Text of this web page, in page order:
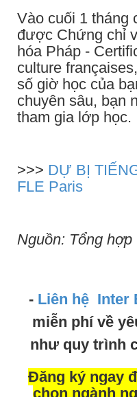
Vào cuối 1 tháng
được Chứng chỉ
hóa Pháp -
culture
số giờ học của
chuyên sâu, bạn
tham gia lớp học.
>>> DỰ BỊ
FLE Paris
Nguồn: Tổng hợp
- Liên hệ Inter
miễn phí về
như quy trình
Đăng ký ngay
chọn ngành